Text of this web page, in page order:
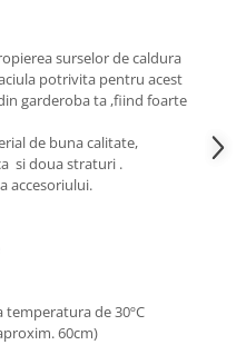
surselor de caldura
potrivita pentru acest
garderoba ta ,fiind foarte
de buna calitate,
si doua straturi .
accesoriului.
temperatura de 30ºC
60cm)